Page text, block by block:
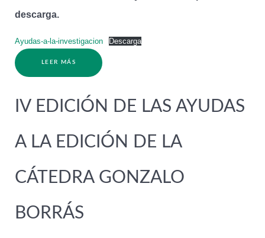
descarga.
Ayudas-a-la-investigacion Descarga
LEER MÁS
IV EDICIÓN DE LAS AYUDAS
A LA EDICIÓN DE LA
CÁTEDRA GONZALO
BORRÁS